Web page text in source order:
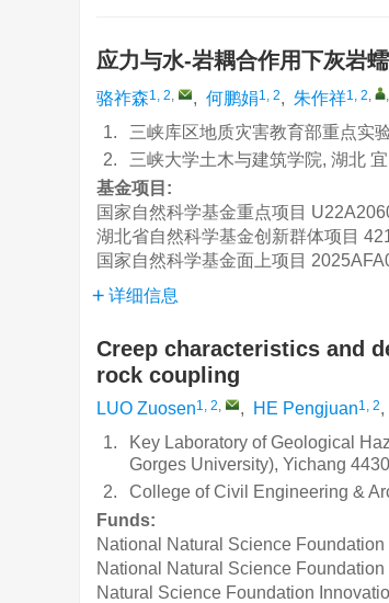
应力与水-岩耦合作用下灰岩
骆祚森1, 2, , 何鹏娟1, 2, 朱作祥1, 2, ,
1.
三峡库区地质灾害教育部重点实
2.
三峡大学土木与建筑学院, 湖北
基金项目:
国家自然科学基金重点项目
湖北省自然科学基金创新群体项目
国家自然科学基金面上项目
详细信息
Creep characteristics and
rock coupling
LUO Zuosen1, 2, , HE Pengjuan1, 2,
1.
Key Laboratory of Geological
Gorges University), Yichang
2.
College of Civil Engineering &
Funds:
National Natural Science Foundation
National Natural Science Foundation
Natural Science Foundation